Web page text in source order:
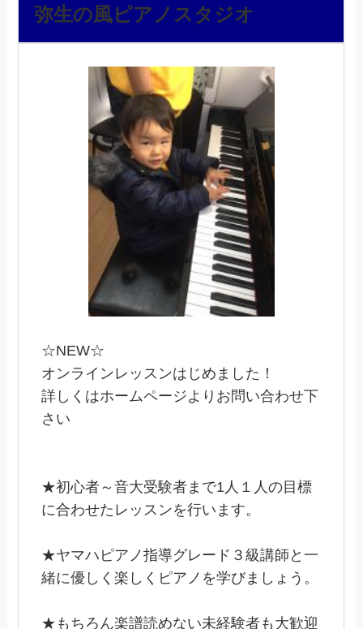
弥生の風ピアノスタジオ
☆NEW☆
オンラインレッスンはじめました！
詳しくはホームページよりお問い合わせ下
さい
★初心者～音大受験者まで1人１人の目標
に合わせたレッスンを行います。
★ヤマハピアノ指導グレード３級講師と一
緒に優しく楽しくピアノを学びましょう。
★もちろん楽譜読めない未経験者も大歓迎